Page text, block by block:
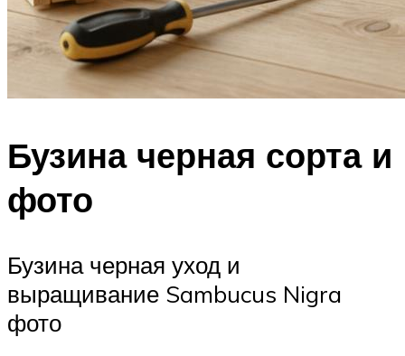
Бузина черная сорта и
фото
Бузина черная уход и
выращивание Sambucus Nigra
фото